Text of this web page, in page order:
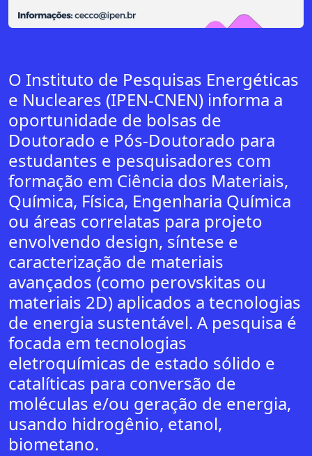
O Instituto de Pesquisas Energéticas
e Nucleares (IPEN-CNEN) informa a
oportunidade de bolsas de
Doutorado e Pós-Doutorado para
estudantes e pesquisadores com
formação em Ciência dos Materiais,
Química, Física, Engenharia Química
ou áreas correlatas para projeto
envolvendo design, síntese e
caracterização de materiais
avançados (como perovskitas ou
materiais 2D) aplicados a tecnologias
de energia sustentável. A pesquisa é
focada em tecnologias
eletroquímicas de estado sólido e
catalíticas para conversão de
moléculas e/ou geração de energia,
usando hidrogênio, etanol,
biometano.